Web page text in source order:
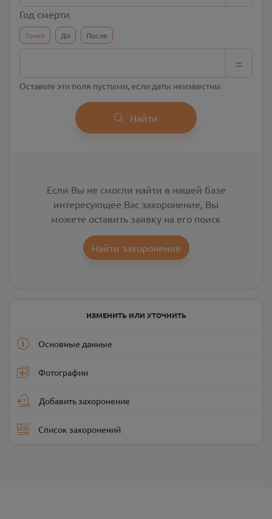
Год смерти
Точно До После
=
Оставьте эти поля пустыми, если даты неизвестны
Найти
Если Вы не смогли найти в нашей базе
интересующее Вас захоронение, Вы
можете оставить заявку на его поиск
Найти захоронение
ИЗМЕНИТЬ ИЛИ УТОЧНИТЬ
Основные данные
Фотографии
Добавить захоронение
Список захоронений